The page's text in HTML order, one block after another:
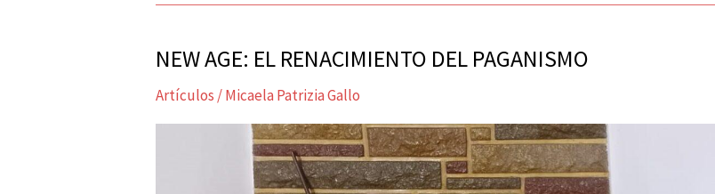
NEW AGE: EL RENACIMIENTO DEL PAGANISMO
Artículos /Micaela Patrizia Gallo
NEW
EL
RENACIMIENTO